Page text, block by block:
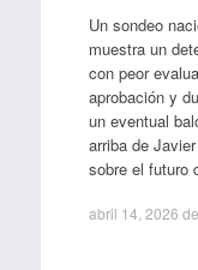
Un sondeo
muestra un
con peor
aprobación y
un eventual
arriba de
sobre el futuro
abril 14, 2026 de